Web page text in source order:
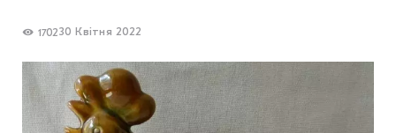
СПЕЦПРОЄКТИ
THE UKRAINIAN PAVILION AT VENICE BIENNALE
2022
170230 Квітня 2022